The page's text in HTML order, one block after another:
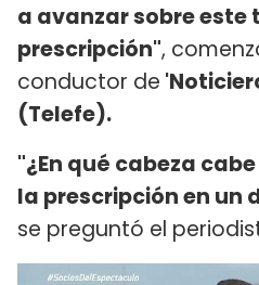
a avanzar sobre este
prescripción",
conductor de
(Telefe).
"¿En qué cabeza
la prescripción en un
se preguntó el